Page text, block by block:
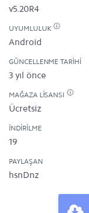
v5.20R4
UYUMLULUK
Android
GÜNCELLENME TARIHI
3 yıl önce
MAĞAZA LISANSI
Ücretsiz
İNDIRILME
19
PAYLAŞAN
hsnDnz